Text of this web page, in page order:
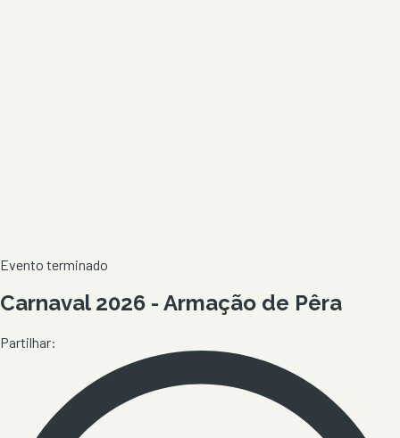
Evento terminado
Carnaval 2026 - Armação de Pêra
Partilhar: